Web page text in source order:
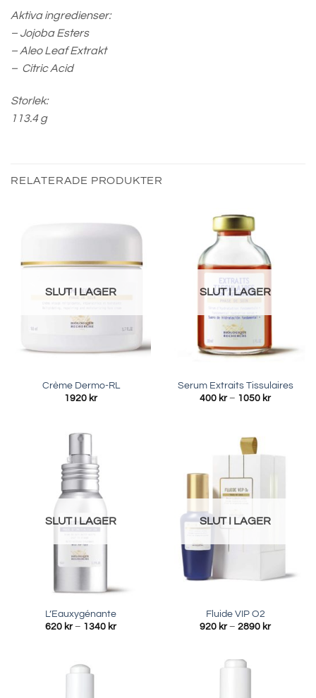
Aktiva ingredienser:
– Jojoba Esters
– Aleo Leaf Extrakt
– Citric Acid
Storlek:
113.4 g
RELATERADE PRODUKTER
SLUT I LAGER
Crème Dermo-RL
1920 kr
SLUT I LAGER
Serum Extraits Tissulaires
400 kr – 1050 kr
SLUT I LAGER
L’Eauxygénante
620 kr – 1340 krPrisintervall:
SLUT I LAGER
Fluide VIP O2
920 kr – 2890 kr